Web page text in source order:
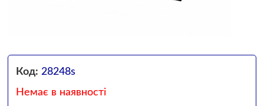
Код: 28248s
Немає в наявності